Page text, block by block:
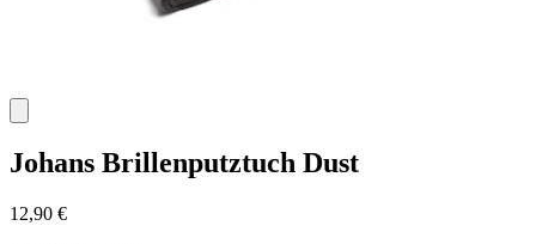
Johans Brillenputztuch Dust
12,90 €